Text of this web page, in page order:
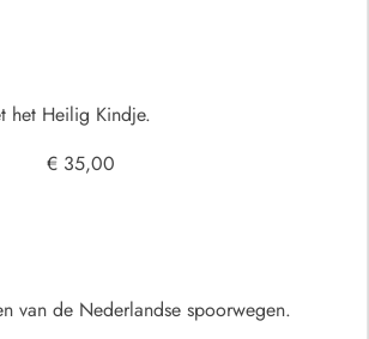
het Heilig Kindje.
€ 35,00
van de Nederlandse spoorwegen.